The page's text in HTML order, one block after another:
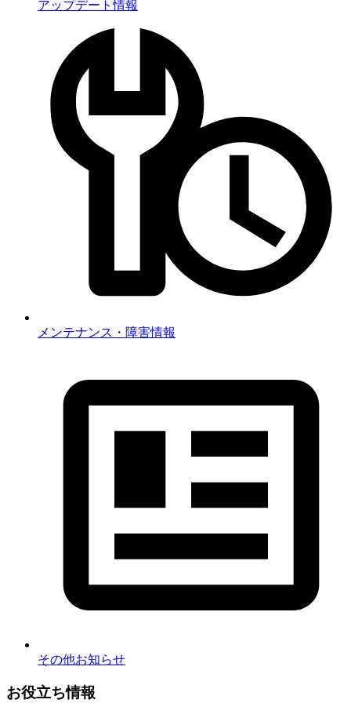
アップデート情報
メンテナンス・障害情報
その他お知らせ
お役立ち情報